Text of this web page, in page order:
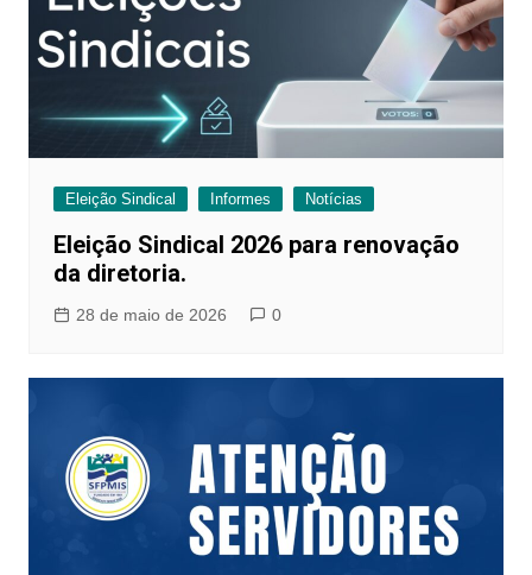
Eleição Sindical Informes Notícias
Eleição Sindical 2026 para renovação
da diretoria.
28 de maio de 2026 0